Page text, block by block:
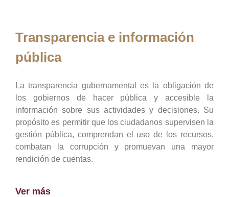
Transparencia e información
pública
La transparencia gubernamental es la obligación de
los gobiernos de hacer pública y accesible la
información sobre sus actividades y decisiones. Su
propósito es permitir que los ciudadanos supervisen la
gestión pública, comprendan el uso de los recursos,
combatan la corrupción y promuevan una mayor
rendición de cuentas.
Ver más